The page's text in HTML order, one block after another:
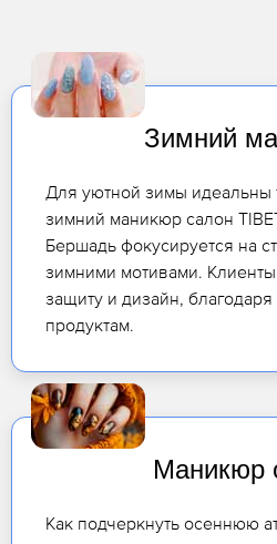
Зимний
Для уютной зимы идеальны
зимний маникюр салон
Бершадь фокусируется на
зимними мотивами.
защиту и дизайн,
продуктам.
Маникюр
Как подчеркнуть осеннюю